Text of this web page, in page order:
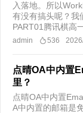
入落地。所以
有没有搞头呢？我
PART01腾讯棋高
admin 536
点晴OA中内置
里？
点晴OA中内置
A中内置的邮箱是